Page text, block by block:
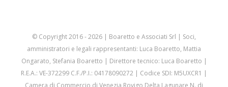
© Copyright 2016 -2026 | Boaretto e Associati Srl | Soci,
amministratori e legali rappresentanti: Luca Boaretto, Mattia
Ongarato, Stefania Boaretto | Direttore tecnico: Luca Boaretto |
R.E.A.: VE-372299 C.F./P.I.: 04178090272 | Codice SDI: M5UXCR1 |
Camera di Commercio di Venezia Rovigo Delta Lagunare N. di